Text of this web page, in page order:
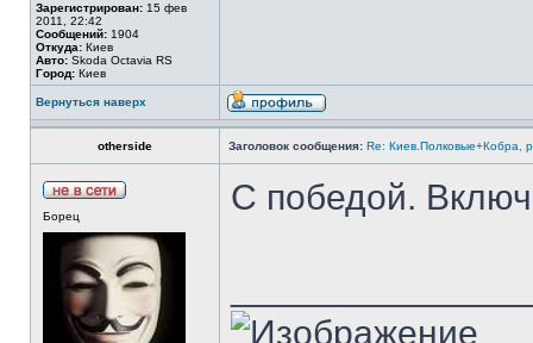
Зарегистрирован: 15 фев
2011, 22:42
Сообщений: 1904
Откуда: Киев
Авто: Skoda Octavia RS
Город: Киев
Вернуться наверх
otherside Заголовок сообщения: Re: Киев.Полковые+Кобра,
Борец С победой.